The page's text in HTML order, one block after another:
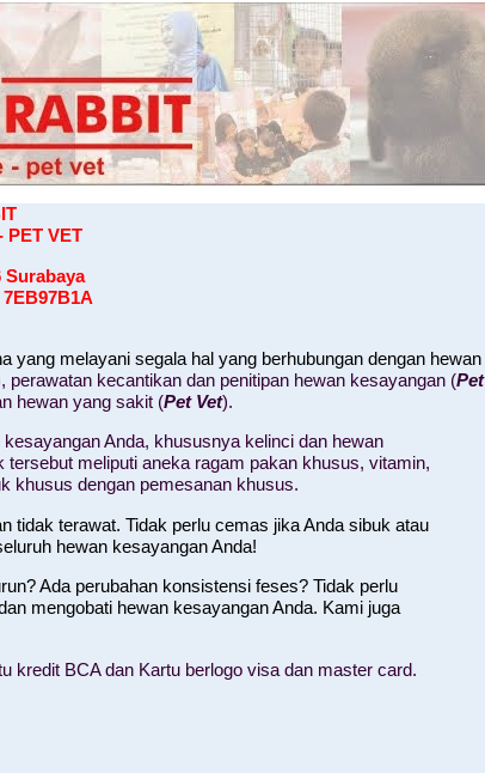
PET VET
Surabaya
yang melayani segala hal yang berhubungan dengan hewan
perawatan kecantikan dan penitipan hewan kesayangan (Pet
hewan yang sakit (Pet Vet).
Anda, khususnya kelinci dan hewan
meliputi aneka ragam pakan khusus, vitamin,
khusus dengan pemesanan khusus.
tidak terawat. Tidak perlu cemas jika Anda sibuk atau
hewan kesayangan Anda!
Ada perubahan konsistensi feses? Tidak perlu
mengobati hewan kesayangan Anda. Kami juga
kredit BCA dan Kartu berlogo visa dan master card.